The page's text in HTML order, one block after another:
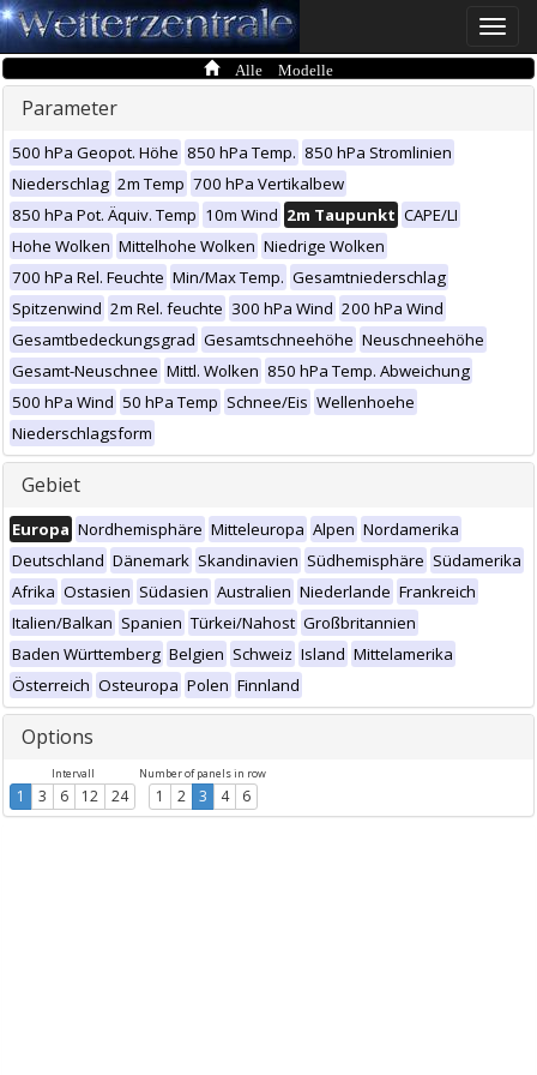
Toggle
Alle Modelle
Parameter
500 hPa Geopot. Höhe 850 hPa Temp. 850 hPa Stromlinien
Niederschlag 2m Temp 700 hPa Vertikalbew
850 hPa Pot. Äquiv. Temp 10m Wind 2m Taupunkt CAPE/LI
Hohe Wolken Mittelhohe Wolken Niedrige Wolken
700 hPa Rel. Feuchte Min/Max Temp. Gesamtniederschlag
Spitzenwind 2m Rel. feuchte 300 hPa Wind 200 hPa Wind
Gesamtbedeckungsgrad Gesamtschneehöhe Neuschneehöhe
Gesamt-Neuschnee Mittl. Wolken 850 hPa Temp. Abweichung
500 hPa Wind 50 hPa Temp Schnee/Eis Wellenhoehe
Niederschlagsform
Gebiet
Europa Nordhemisphäre Mitteleuropa Alpen Nordamerika
Deutschland Dänemark Skandinavien Südhemisphäre Südamerika
Afrika Ostasien Südasien Australien Niederlande Frankreich
Italien/Balkan Spanien Türkei/Nahost Großbritannien
Baden Württemberg Belgien Schweiz Island Mittelamerika
Österreich Osteuropa Polen Finnland
Options
Intervall
1 3 6 12 24
Number of panels in row
1 2 3 4 6